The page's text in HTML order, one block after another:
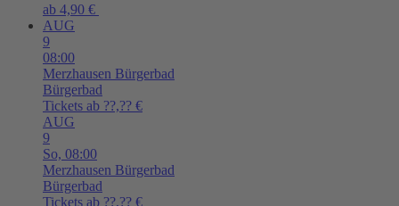
ab 4,90 €
AUG
9
08:00
Merzhausen Bürgerbad
Bürgerbad
Tickets ab ??,?? €
AUG
9
So, 08:00
Merzhausen Bürgerbad
Bürgerbad
Tickets ab ??,?? €